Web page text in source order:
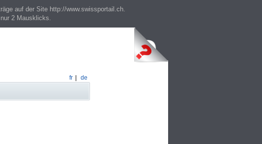
auf der Site http://www.swissportail.ch.
2 Mausklicks.
fr de